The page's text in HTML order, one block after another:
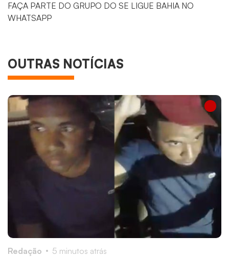
FAÇA PARTE DO GRUPO DO SE LIGUE BAHIA NO
WHATSAPP
OUTRAS NOTÍCIAS
Redação 5 minutos atrás